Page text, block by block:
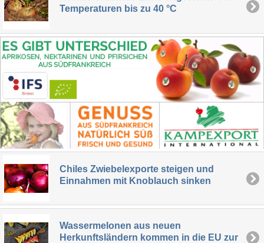
Temperaturen bis zu 40 °C
Chiles Zwiebelexporte steigen und
Einnahmen mit Knoblauch sinken
Wassermelonen aus neuen
Herkunftsländern kommen in die EU zur